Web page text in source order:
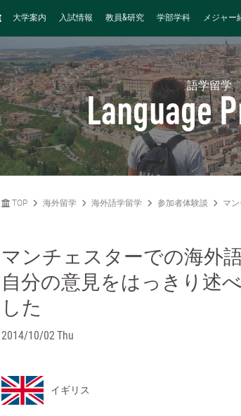
H
E
大学案内 入試情報 教員&研究 学部学科 メジャー
語学留学
Language
TOP 海外留学 海外語学留学 参加者体験談 マ
マンチェスターでの海外
自分の意見をはっきり述
した
2014/10/02 Thu
イギリス